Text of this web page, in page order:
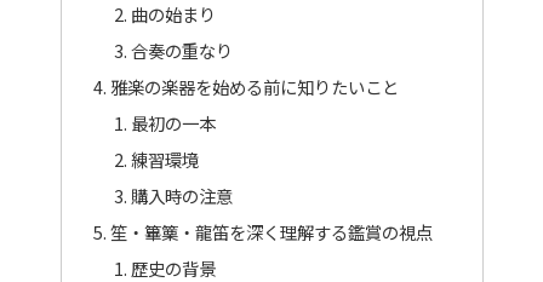
曲の始まり
合奏の重なり
雅楽の楽器を始める前に知りたいこと
最初の一本
練習環境
購入時の注意
笙・篳篥・龍笛を深く理解する鑑賞の視点
歴史の背景